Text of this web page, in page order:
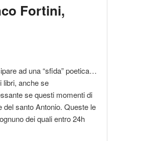
Fortini,
ad una “sfida” poetica…
libri, anche se
se questi momenti di
del santo Antonio. Queste le
dei quali entro 24h